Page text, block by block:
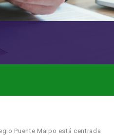
Puente Maipo está centrada